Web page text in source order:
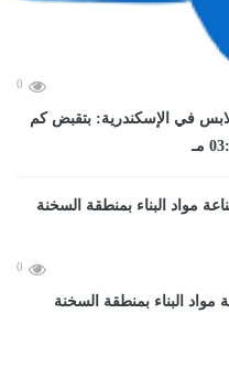
0
في الإسكندرية: بتقبض كم
0
مواد البناء بمنطقة السخنة